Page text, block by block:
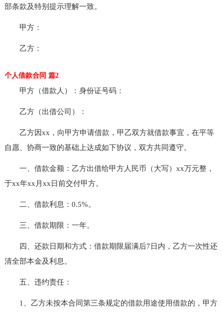
部条款及特别提示理解一致。
甲方：
乙方：
个人借款合同 篇2
甲方（借款人）：身份证号码：
乙方（出借公司）：
乙方因xx，向甲方申请借款，甲乙双方就借款事宜，在平等
自愿、协商一致的基础上达成如下协议，双方共同遵守。
一、借款金额：乙方出借给甲方人民币（大写）xx万元整，
于xx年xx月xx日前交付甲方。
二、借款利息：0.5%。
三、借款期限：一年。
四、还款日期和方式：借款期限届满后7日内，乙方一次性还
清全部本金及利息。
五、违约责任：
1、乙方未按本合同第三条规定的借款用途使用借款的，甲方